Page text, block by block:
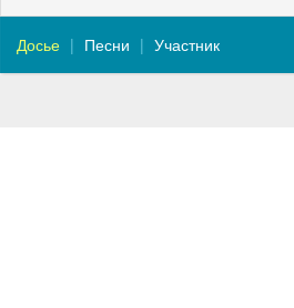
Досье Песни Участник